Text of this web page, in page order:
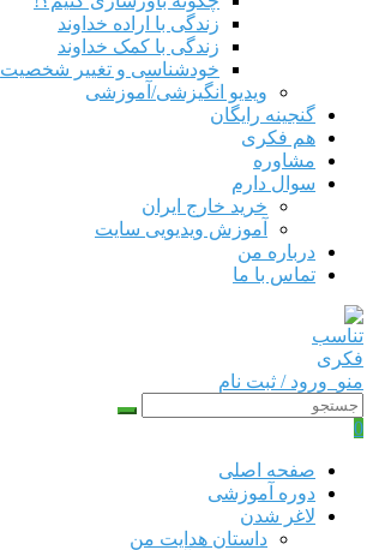
زندگی با اراده خداوند
زندگی با کمک خداوند
خودشناسی و تغییر شخصیت
ویدیو انگیزشی/آموزشی
گنجینه رایگان
هم‌ فکری
مشاوره
سوال دارم
خرید خارج ایران
آموزش ویدیویی سایت
درباره من
تماس با ما
منو ورود / ثبت نام
0
صفحه اصلی
دوره‌ آموزشی
لاغر شدن
داستان هدایت من